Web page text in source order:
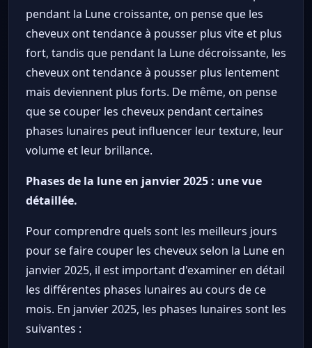
pendant la Lune croissante, on pense que les
cheveux ont tendance à pousser plus vite et plus
fort, tandis que pendant la Lune décroissante, les
cheveux ont tendance à pousser plus lentement
mais deviennent plus forts. De même, on pense
que se couper les cheveux pendant certaines
phases lunaires peut influencer leur texture, leur
volume et leur brillance.
Phases de la lune en janvier 2025 : une vue
détaillée.
Pour comprendre quels sont les meilleurs jours
pour se faire couper les cheveux selon la Lune en
janvier 2025, il est important d'examiner en détail
les différentes phases lunaires au cours de ce
mois. En janvier 2025, les phases lunaires sont les
suivantes :